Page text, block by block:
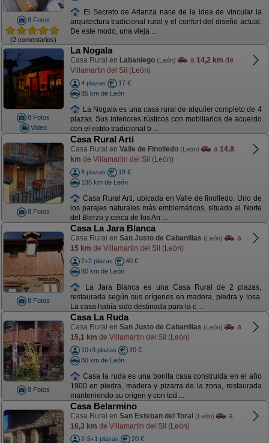
8 Fotos
(2 comentarios)
El Secreto de Arlanza nace de la idea de vincular la
arquitectura tradicional rural y el confort del diseño actual.
De este modo, una vieja ...
8 Fotos
Video
La Nogala
Casa Rural en Labaniego (León) a 14,2 km de
Villamartin del Sil (León)
4 plazas
17 €
85 km de León
La Nogala es una casa rural de alquiler completo de 4
plazas. Sus interiores rústicos con mobiliarios de acuerdo
con el estilo tradicional b ...
8 Fotos
Casa Rural Arti
Casa Rural en Valle de Finolledo (León) a 14,8
km de Villamartin del Sil (León)
8 plazas
18 €
135 km de León
Casa Rural Arti, ubicada en Valle de finolledo. Uno de
los parajes naturales más emblemáticos, situado al Norte
del Bierzo y cerca de los An ...
8 Fotos
Casa La Jara Blanca
Casa Rural en San Justo de Cabanillas (León)
a
15 km de Villamartin del Sil (León)
2+2 plazas
40 €
80 km de León
La Jara Blanca es una Casa Rural de 2 plazas,
restaurada según sus orígenes en madera, piedra y losa.
La casa había sido destinada para la c ...
8 Fotos
Casa La Ruda
Casa Rural en San Justo de Cabanillas (León)
a
15,1 km de Villamartin del Sil (León)
10+3 plazas
20 €
80 km de León
Casa la ruda es una bonita casa construida en el año
1900 en piedra, madera y pizarra de la zona, restaurada
manteniendo su origen y con tod ...
Casa Belarmino
Casa Rural en San Esteban del Toral (León)
a
16,3 km de Villamartin del Sil (León)
2-5+1 plazas
20 €